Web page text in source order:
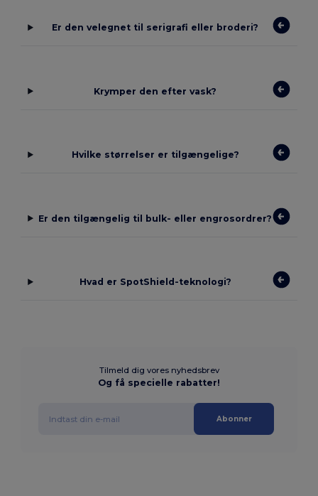
Er den velegnet til serigrafi eller broderi?
Krymper den efter vask?
Hvilke størrelser er tilgængelige?
Er den tilgængelig til bulk- eller engrosordrer?
Hvad er SpotShield-teknologi?
Tilmeld dig vores nyhedsbrev
Og få specielle rabatter!
Abonner